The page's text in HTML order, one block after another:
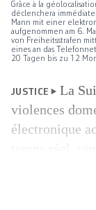
Grâce à la
déclenchera
Mann mit einer
aufgenommen am 6.
von Freiheitsstrafen
eines an das
20 Tagen bis zu 12
JUSTICE
La
violences
électronique